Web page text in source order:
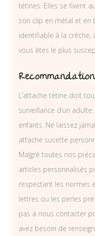
tétines. Elles se fixent
son clip en métal et en
identifiable à la crèche,
vous êtes le plus
L’attache tétine doit
surveillance d’un
enfants. Ne laissez
attache sucette
Malgré toutes nos
articles personnalisés
respectant les normes
lettres ou les perles
pas à nous contacter
avez besoin de